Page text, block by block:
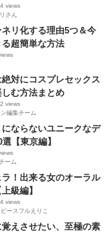
views
さん
リ化する理由5つ＆今
超簡単な方法
対にコスプレセックス
む方法まとめ
views
編集チーム
ならないユニークなデ
【東京編】
ーム
！出来る女のオーラル
級編】
views
ースフルえりこ
えさせたい、至極の素